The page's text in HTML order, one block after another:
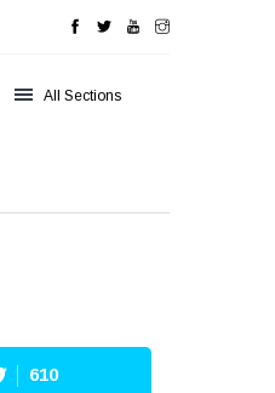
All Sections
610